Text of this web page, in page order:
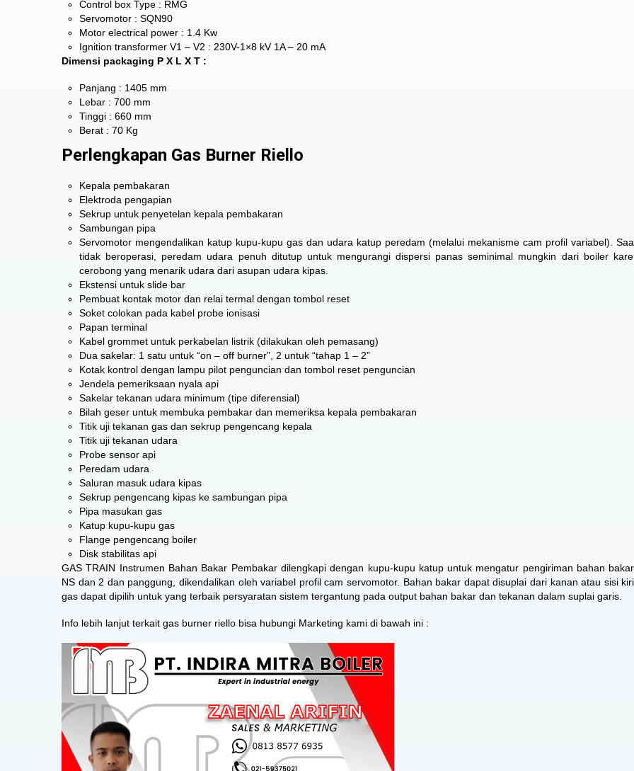
Control box Type : RMG
Servomotor : SQN90
Motor electrical power : 1.4 Kw
Ignition transformer V1 – V2 : 230V-1×8 kV 1A – 20 mA
Dimensi packaging P X L X T :
Panjang : 1405 mm
Lebar : 700 mm
Tinggi : 660 mm
Berat : 70 Kg
Perlengkapan Gas Burner Riello
Kepala pembakaran
Elektroda pengapian
Sekrup untuk penyetelan kepala pembakaran
Sambungan pipa
Servomotor mengendalikan katup kupu-kupu gas dan udara katup peredam (melalui mekanisme cam profil variabel).
tidak beroperasi, peredam udara penuh ditutup untuk mengurangi dispersi panas seminimal mungkin dari boiler
cerobong yang menarik udara dari asupan udara kipas.
Ekstensi untuk slide bar
Pembuat kontak motor dan relai termal dengan tombol reset
Soket colokan pada kabel probe ionisasi
Papan terminal
Kabel grommet untuk perkabelan listrik (dilakukan oleh pemasang)
Dua sakelar: 1 satu untuk “on – off burner”, 2 untuk “tahap 1 – 2”
Kotak kontrol dengan lampu pilot penguncian dan tombol reset penguncian
Jendela pemeriksaan nyala api
Sakelar tekanan udara minimum (tipe diferensial)
Bilah geser untuk membuka pembakar dan memeriksa kepala pembakaran
Titik uji tekanan gas dan sekrup pengencang kepala
Titik uji tekanan udara
Probe sensor api
Peredam udara
Saluran masuk udara kipas
Sekrup pengencang kipas ke sambungan pipa
Pipa masukan gas
Katup kupu-kupu gas
Flange pengencang boiler
Disk stabilitas api
GAS TRAIN Instrumen Bahan Bakar Pembakar dilengkapi dengan kupu-kupu katup untuk mengatur pengiriman bahan
NS dan 2 dan panggung, dikendalikan oleh variabel profil cam servomotor. Bahan bakar dapat disuplai dari kanan atau sisi
gas dapat dipilih untuk yang terbaik persyaratan sistem tergantung pada output bahan bakar dan tekanan dalam suplai garis.
Info lebih lanjut terkait gas burner riello bisa hubungi Marketing kami di bawah ini :